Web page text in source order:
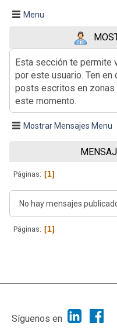
Menu
Esta sección te
por este usuario. Ten
posts escritos en zonas
este momento.
Mostrar Mensajes Menu
Páginas 1
No hay mensajes
Páginas 1
|
Síguenos en